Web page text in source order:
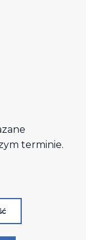
terminie.